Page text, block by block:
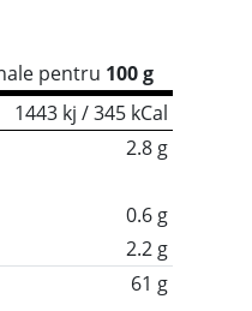
pentru 100 g
1443 kj / 345 kCal
2.8 g
0.6 g
2.2 g
61 g